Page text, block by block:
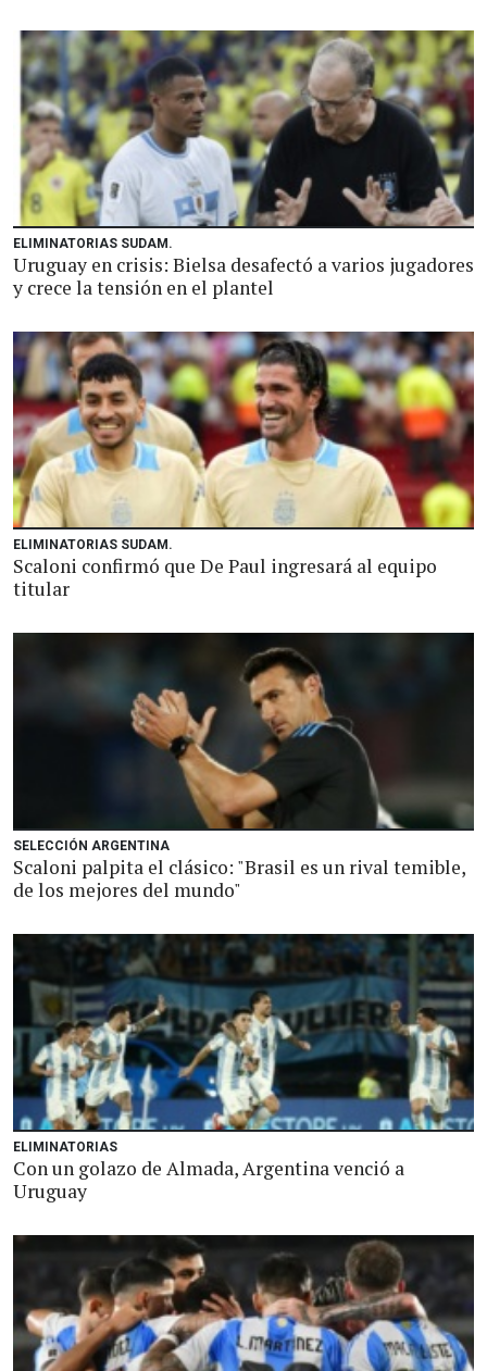
ELIMINATORIAS SUDAM.
Uruguay en crisis: Bielsa desafectó a varios jugadores
y crece la tensión en el plantel
ELIMINATORIAS SUDAM.
Scaloni confirmó que De Paul ingresará al equipo
titular
SELECCIÓN ARGENTINA
Scaloni palpita el clásico: "Brasil es un rival temible,
de los mejores del mundo"
ELIMINATORIAS
Con un golazo de Almada, Argentina venció a
Uruguay